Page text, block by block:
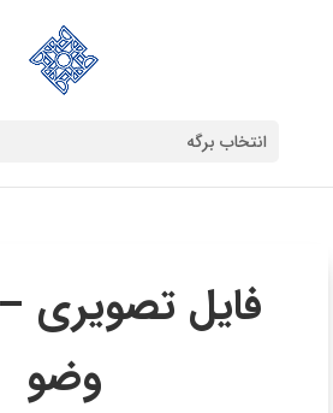
انتخاب برگه
فایل تصویری
وضو